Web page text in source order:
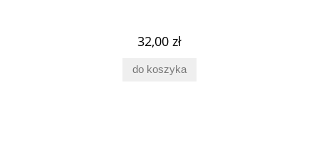
32,00 zł
do koszyka